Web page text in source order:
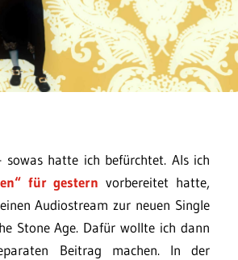
sowas hatte ich befürchtet. Als ich
für gestern vorbereitet hatte,
Audiostream zur neuen Single
Stone Age. Dafür wollte ich dann
Beitrag machen. In der